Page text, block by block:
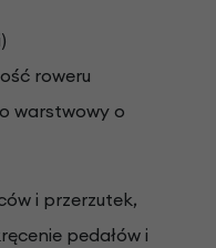
roweru
warstwowy o
i przerzutek,
pedałów i